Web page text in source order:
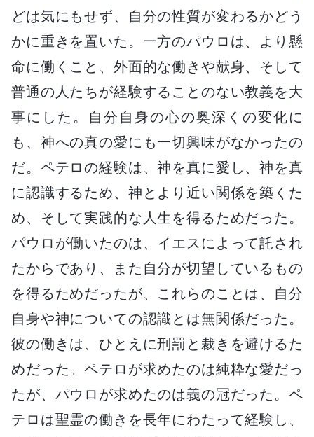
どは気にもせず、自分の性質が変わるかどう
かに重きを置いた。一方のパウロは、より懸
命に働くこと、外面的な働きや献身、そして
普通の人たちが経験することのない教義を大
事にした。自分自身の心の奥深くの変化に
も、神への真の愛にも一切興味がなかったの
だ。ペテロの経験は、神を真に愛し、神を真
に認識するため、神とより近い関係を築くた
め、そして実践的な人生を得るためだった。
パウロが働いたのは、イエスによって託され
たからであり、また自分が切望しているもの
を得るためだったが、これらのことは、自分
自身や神についての認識とは無関係だった。
彼の働きは、ひとえに刑罰と裁きを避けるた
めだった。ペテロが求めたのは純粋な愛だっ
たが、パウロが求めたのは義の冠だった。ペ
テロは聖霊の働きを長年にわたって経験し、